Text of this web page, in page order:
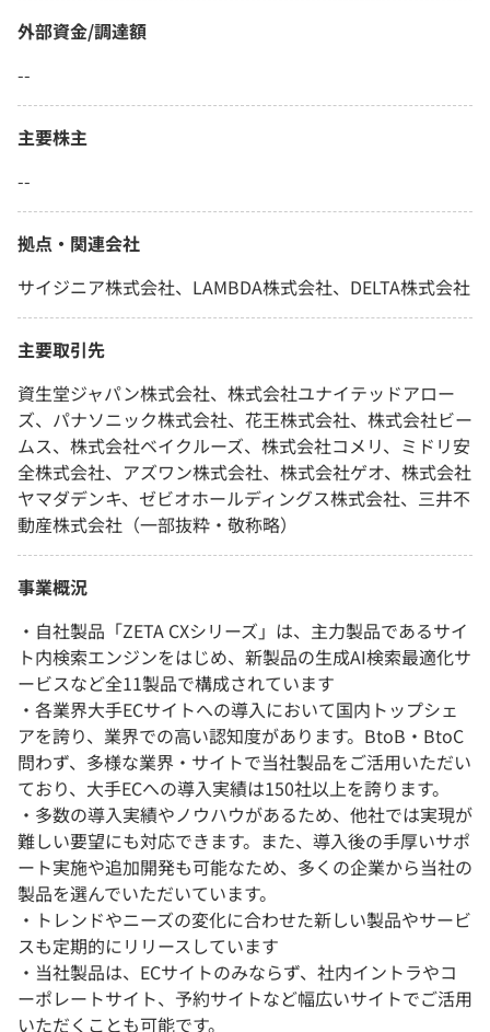
外部資金/調達額
--
主要株主
--
拠点・関連会社
サイジニア株式会社、LAMBDA株式会社、DELTA株式会社
主要取引先
資生堂ジャパン株式会社、株式会社ユナイテッドアロー
ズ、パナソニック株式会社、花王株式会社、株式会社ビー
ムス、株式会社ベイクルーズ、株式会社コメリ、ミドリ安
全株式会社、アズワン株式会社、株式会社ゲオ、株式会社
ヤマダデンキ、ゼビオホールディングス株式会社、三井不
動産株式会社（一部抜粋・敬称略）
事業概況
・自社製品「ZETA CXシリーズ」は、主力製品であるサイ
ト内検索エンジンをはじめ、新製品の生成AI検索最適化サ
ービスなど全11製品で構成されています
・各業界大手ECサイトへの導入において国内トップシェ
アを誇り、業界での高い認知度があります。BtoB・BtoC
問わず、多様な業界・サイトで当社製品をご活用いただい
ており、大手ECへの導入実績は150社以上を誇ります。
・多数の導入実績やノウハウがあるため、他社では実現が
難しい要望にも対応できます。また、導入後の手厚いサポ
ート実施や追加開発も可能なため、多くの企業から当社の
製品を選んでいただいています。
・トレンドやニーズの変化に合わせた新しい製品やサービ
スも定期的にリリースしています
・当社製品は、ECサイトのみならず、社内イントラやコ
ーポレートサイト、予約サイトなど幅広いサイトでご活用
いただくことも可能です。